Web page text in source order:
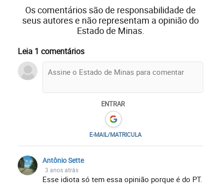
Os comentários são de responsabilidade de
seus autores e não representam a opinião do
Estado de Minas.
Leia 1 comentários
ENTRAR
E-MAIL/MATRICULA
Antônio Sette
3 anos atrás
Esse idiota só tem essa opinião porque é do PT.